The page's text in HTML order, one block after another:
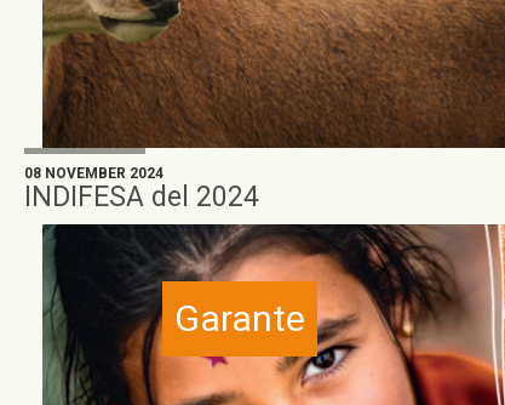
Garante
08 NOVEMBER 2024
INDIFESA del 2024